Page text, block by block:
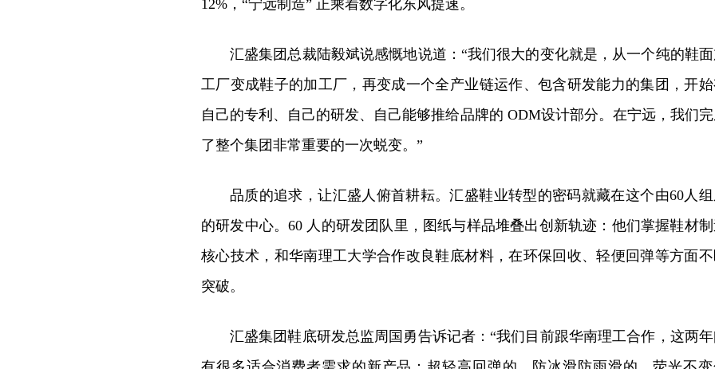
12%，“宁远制造” 正乘着数字化东风提速。
汇盛集团总裁陆毅斌说感慨地说道：“我们很大的变化就是，从一个纯的鞋
工厂变成鞋子的加工厂，再变成一个全产业链运作、包含研发能力的集团，开
自己的专利、自己的研发、自己能够推给品牌的 ODM设计部分。在宁远，我们
了整个集团非常重要的一次蜕变。”
品质的追求，让汇盛人俯首耕耘。汇盛鞋业转型的密码就藏在这个由60人
的研发中心。60 人的研发团队里，图纸与样品堆叠出创新轨迹：他们掌握鞋材
核心技术，和华南理工大学合作改良鞋底材料，在环保回收、轻便回弹等方面
突破。
汇盛集团鞋底研发总监周国勇告诉记者：“我们目前跟华南理工合作，这两年